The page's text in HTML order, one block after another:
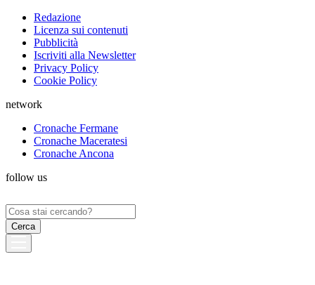
Redazione
Licenza sui contenuti
Pubblicità
Iscriviti alla Newsletter
Privacy Policy
Cookie Policy
network
Cronache Fermane
Cronache Maceratesi
Cronache Ancona
follow us
Ricerca
per: